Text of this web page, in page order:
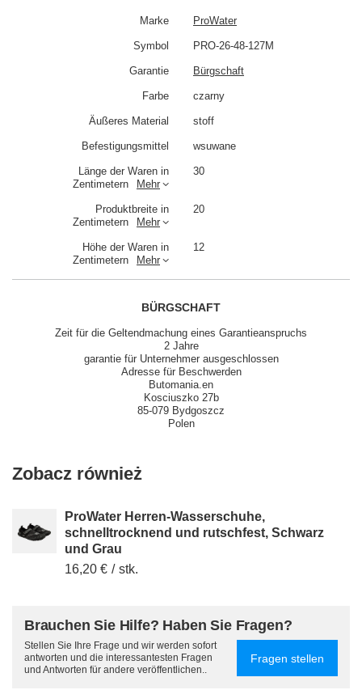
Marke ProWater
Symbol PRO-26-48-127M
Garantie Bürgschaft
Farbe czarny
Äußeres Material stoff
Befestigungsmittel wsuwane
Länge der Waren in
Zentimetern
Mehr
30
Produktbreite in
Zentimetern
Mehr
20
Höhe der Waren in
Zentimetern
Mehr
12
BÜRGSCHAFT
Zeit für die Geltendmachung eines Garantieanspruchs
2 Jahre
garantie für Unternehmer ausgeschlossen
Adresse für Beschwerden
Butomania.en
Kosciuszko 27b
85-079 Bydgoszcz
Polen
Zobacz również
ProWater Herren-Wasserschuhe,
schnelltrocknend und rutschfest, Schwarz
und Grau
16,20 € / stk.
Brauchen Sie Hilfe? Haben Sie Fragen?
Stellen Sie Ihre Frage und wir werden sofort
antworten und die interessantesten Fragen
und Antworten für andere veröffentlichen..
Fragen stellen